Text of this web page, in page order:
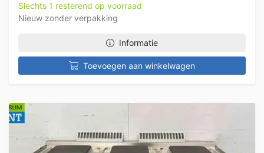
Slechts 1 resterend op voorraad
Nieuw zonder verpakking
Informatie
Toevoegen aan winkelwagen